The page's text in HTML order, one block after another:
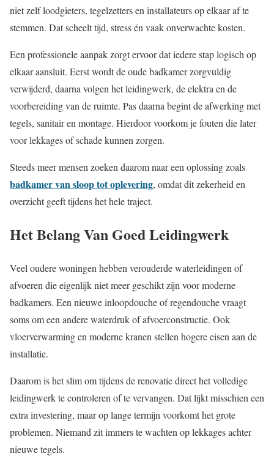
niet zelf loodgieters, tegelzetters en installateurs op elkaar af te
stemmen. Dat scheelt tijd, stress én vaak onverwachte kosten.
Een professionele aanpak zorgt ervoor dat iedere stap logisch op
elkaar aansluit. Eerst wordt de oude badkamer zorgvuldig
verwijderd, daarna volgen het leidingwerk, de elektra en de
voorbereiding van de ruimte. Pas daarna begint de afwerking met
tegels, sanitair en montage. Hierdoor voorkom je fouten die later
voor lekkages of schade kunnen zorgen.
Steeds meer mensen zoeken daarom naar een oplossing zoals
badkamer van sloop tot oplevering, omdat dit zekerheid en
overzicht geeft tijdens het hele traject.
Het Belang Van Goed Leidingwerk
Veel oudere woningen hebben verouderde waterleidingen of
afvoeren die eigenlijk niet meer geschikt zijn voor moderne
badkamers. Een nieuwe inloopdouche of regendouche vraagt
soms om een andere waterdruk of afvoerconstructie. Ook
vloerverwarming en moderne kranen stellen hogere eisen aan de
installatie.
Daarom is het slim om tijdens de renovatie direct het volledige
leidingwerk te controleren of te vervangen. Dat lijkt misschien een
extra investering, maar op lange termijn voorkomt het grote
problemen. Niemand zit immers te wachten op lekkages achter
nieuwe tegels.